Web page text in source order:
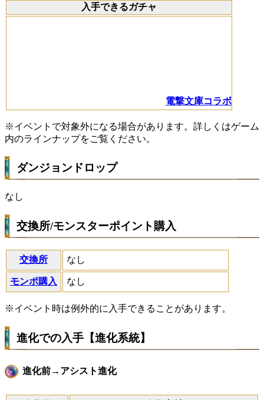
入手できるガチャ
電撃文庫コラボ
※イベントで対象外になる場合があります。詳しくはゲーム
内のラインナップをご覧ください。
ダンジョンドロップ
なし
交換所/モンスターポイント購入
交換所 なし
モンポ購入 なし
※イベント時は例外的に入手できることがあります。
進化での入手【進化系統】
進化前→アシスト進化